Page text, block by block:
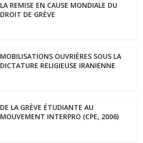
LA REMISE EN CAUSE MONDIALE DU
DROIT DE GRÈVE
MOBILISATIONS OUVRIÈRES SOUS LA
DICTATURE RELIGIEUSE IRANIENNE
DE LA GRÈVE ÉTUDIANTE AU
MOUVEMENT INTERPRO (CPE, 2006)